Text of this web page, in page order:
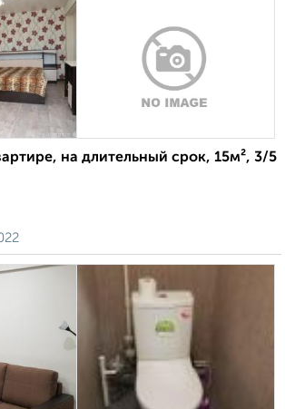
на длительный срок, 15м², 3/5